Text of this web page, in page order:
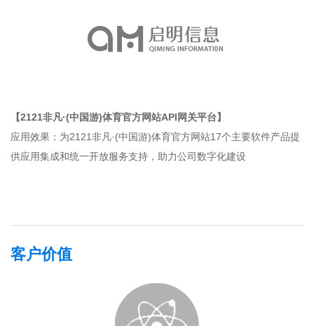
【2121非凡·(中国游)体育官方网站API网关平台】
应用效果：为2121非凡·(中国游)体育官方网站17个主要软件产品提
供应用集成和统一开放服务支持，助力公司数字化建设
客户价值